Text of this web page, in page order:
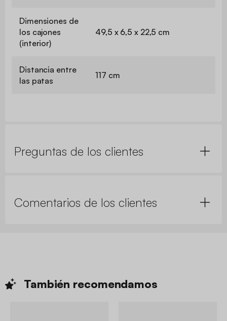
Dimensiones de
los cajones
(interior)
49,5 x 6,5 x 22,5 cm
Distancia entre
las patas
117 cm
Preguntas de los clientes
Comentarios de los clientes
También recomendamos